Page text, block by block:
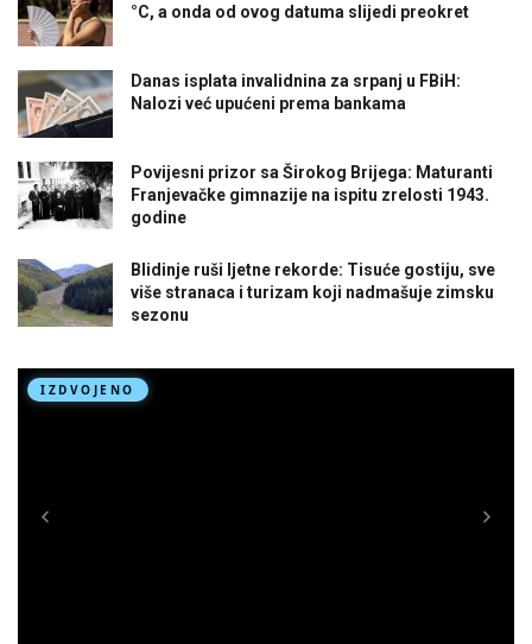
°C, a onda od ovog datuma slijedi preokret
Danas isplata invalidnina za srpanj u FBiH:
Nalozi već upućeni prema bankama
Povijesni prizor sa Širokog Brijega: Maturanti
Franjevačke gimnazije na ispitu zrelosti 1943.
godine
Blidinje ruši ljetne rekorde: Tisuće gostiju, sve
više stranaca i turizam koji nadmašuje zimsku
sezonu